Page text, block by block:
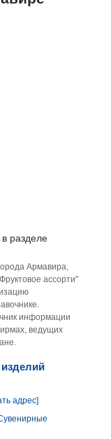
разделе
Армавира,
ассорти"
информации
ведущих
изделий
адрес]